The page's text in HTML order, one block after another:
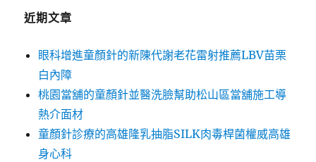
近期文章
眼科增進童顏針的新陳代謝老花雷射推薦LBV苗栗
白內障
桃園當舖的童顏針並醫洗臉幫助松山區當舖施工導
熱介面材
童顏針診療的高雄隆乳抽脂SILK肉毒桿菌權威高雄
身心科